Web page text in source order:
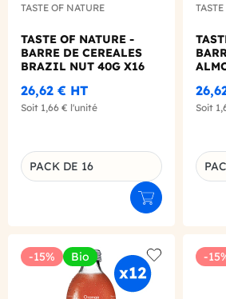
TASTE OF NATURE
TASTE OF NATURE -
BARRE DE CEREALES
BRAZIL NUT 40G X16
26,62 € HT
Soit 1,66 € l'unité
Déclinaison du produit
PACK DE 16
Ajouter au
Soit
-15% Bio
Add to
-